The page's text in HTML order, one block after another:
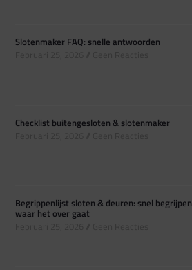
Slotenmaker FAQ: snelle antwoorden
Checklist buitengesloten & slotenmaker
Begrippenlijst sloten & deuren: snel begrijpen
waar het over gaat